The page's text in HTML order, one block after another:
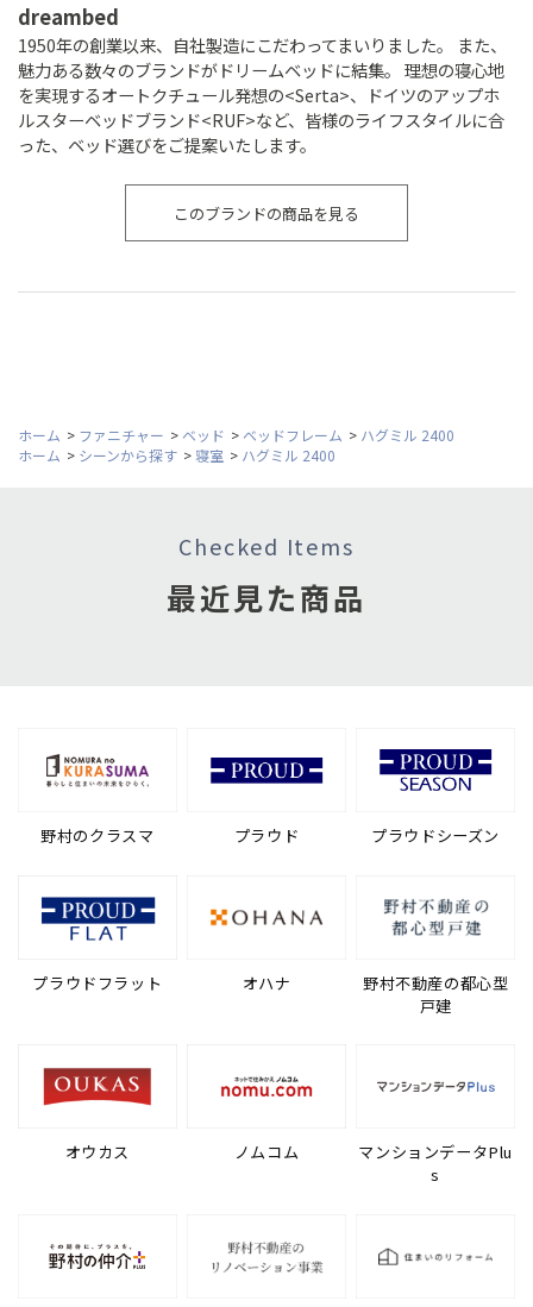
dreambed
1950年の創業以来、自社製造にこだわってまいりました。 また、
魅力ある数々のブランドがドリームベッドに結集。 理想の寝心地
を実現するオートクチュール発想の<Serta>、ドイツのアップホ
ルスターベッドブランド<RUF>など、皆様のライフスタイルに合
った、ベッド選びをご提案いたします。
このブランドの商品を見る
ホーム > ファニチャー > ベッド > ベッドフレーム > ハグミル 2400
ホーム > シーンから探す >寝室 > ハグミル 2400
Checked Items
最近見た商品
野村のクラスマ プラウド プラウドシーズン
プラウドフラット オハナ
野村不動産の都心型
戸建
オウカス ノムコム
マンションデータPlu
s